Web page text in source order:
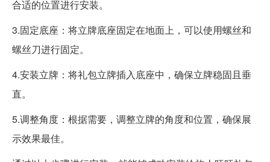
合适的位置进行安装。
3.固定底座：将立牌底座固定在地面上，可以使用螺丝和
螺丝刀进行固定。
4.安装立牌：将礼包立牌插入底座中，确保立牌稳固且垂
直。
5.调整角度：根据需要，调整立牌的角度和位置，确保展
示效果最佳。